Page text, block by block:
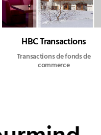
HBC Transactions
Transactions de fonds de
commerce